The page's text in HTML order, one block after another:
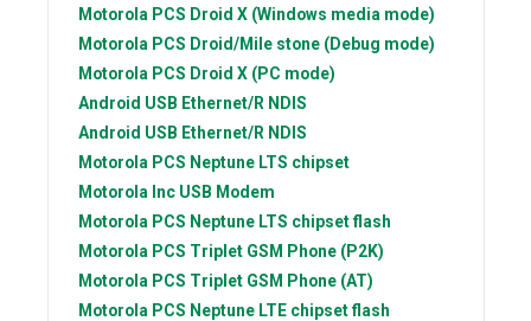
Motorola PCS Droid X (Windows media mode)
Motorola PCS Droid/Mile stone (Debug mode)
Motorola PCS Droid X (PC mode)
Android USB Ethernet/R NDIS
Android USB Ethernet/R NDIS
Motorola PCS Neptune LTS chipset
Motorola Inc USB Modem
Motorola PCS Neptune LTS chipset flash
Motorola PCS Triplet GSM Phone (P2K)
Motorola PCS Triplet GSM Phone (AT)
Motorola PCS Neptune LTE chipset flash